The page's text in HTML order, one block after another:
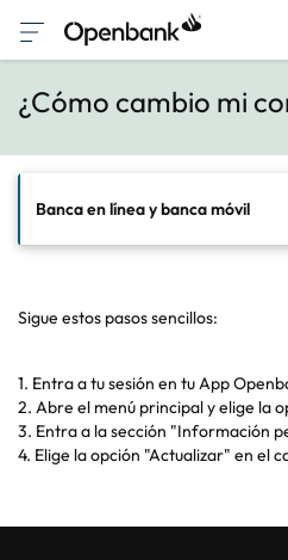
¿Cómo cambio mi
Banca en línea y banca móvil
Sigue estos pasos sencillos:
1. Entra a tu sesión en tu App
2. Abre el menú principal y elige la
3. Entra a la sección "Información
4. Elige la opción "Actualizar" en el